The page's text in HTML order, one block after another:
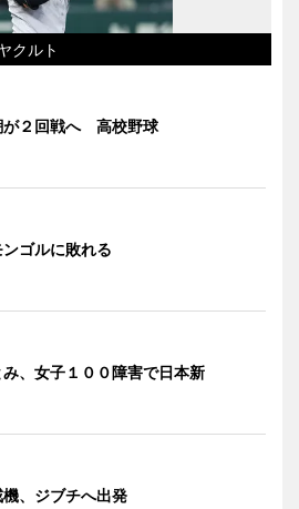
クルト
が２回戦へ 高校野球
ンゴルに敗れる
、女子１００障害で日本新
機、ジブチへ出発